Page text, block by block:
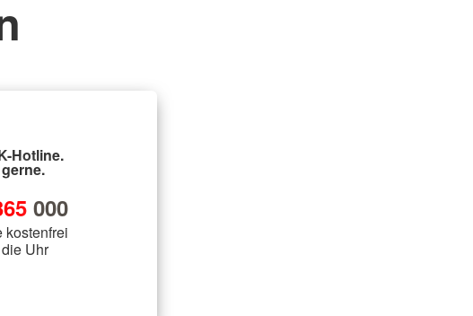
Hotline.
000
kostenfrei
Uhr